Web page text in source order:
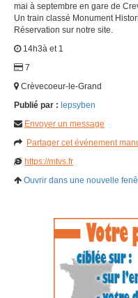
mai à septembre en gare de
Un train classé Monument
Réservation sur notre site.
14h3à et 1
7
Crèvecoeur-le-Grand
Publié par : lepsyben
Envoyer un message
Partager cet événement
https://mtvs.fr
Ouvrir dans une nouvelle